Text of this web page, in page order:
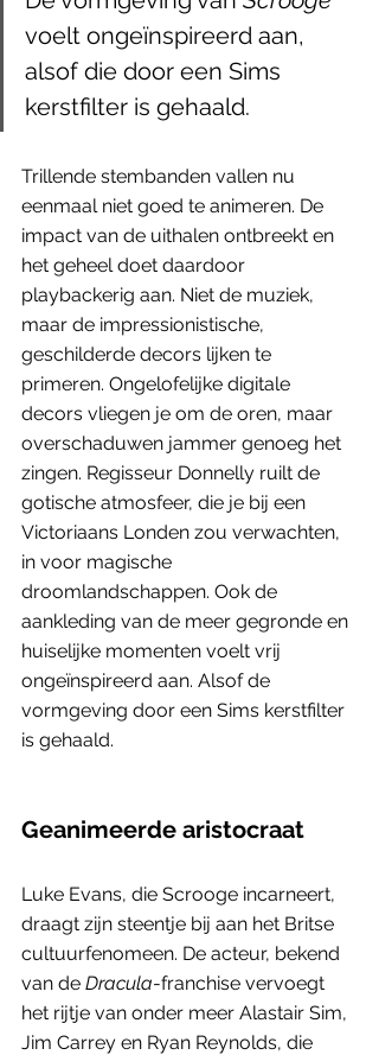
voelt ongeïnspireerd aan,
alsof die door een Sims
kerstfilter is gehaald.
Trillende stembanden vallen nu
eenmaal niet goed te animeren. De
impact van de uithalen ontbreekt en
het geheel doet daardoor
playbackerig aan. Niet de muziek,
maar de impressionistische,
geschilderde decors lijken te
primeren. Ongelofelijke digitale
decors vliegen je om de oren, maar
overschaduwen jammer genoeg het
zingen. Regisseur Donnelly ruilt de
gotische atmosfeer, die je bij een
Victoriaans Londen zou verwachten,
in voor magische
droomlandschappen. Ook de
aankleding van de meer gegronde en
huiselijke momenten voelt vrij
ongeïnspireerd aan. Alsof de
vormgeving door een Sims kerstfilter
is gehaald.
Geanimeerde aristocraat
Luke Evans, die Scrooge incarneert,
draagt zijn steentje bij aan het Britse
cultuurfenomeen. De acteur, bekend
van de Dracula-franchise vervoegt
het rijtje van onder meer Alastair Sim,
Jim Carrey en Ryan Reynolds, die